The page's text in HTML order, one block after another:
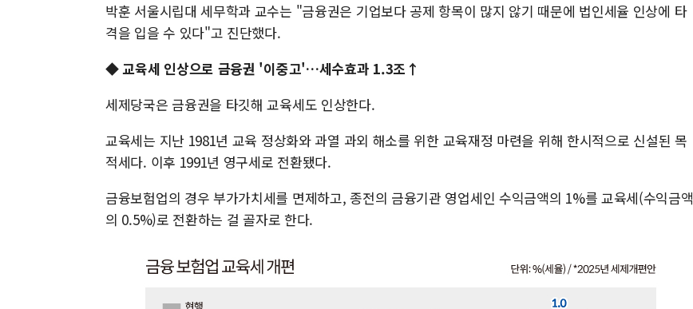
박훈 서울시립대 세무학과 교수는 "금융권은 기업보다 공제 항목이 많지 않기 때문에 법인세율 인상에 타
격을 입을 수 있다"고 진단했다.
◆ 교육세 인상으로 금융권 '이중고'…세수효과 1.3조↑
세제당국은 금융권을 타깃해 교육세도 인상한다.
교육세는 지난 1981년 교육 정상화와 과열 과외 해소를 위한 교육재정 마련을 위해 한시적으로 신설된 목
적세다. 이후 1991년 영구세로 전환됐다.
금융보험업의 경우 부가가치세를 면제하고, 종전의 금융기관 영업세인 수익금액의 1%를 교육세(수익금액
의 0.5%)로 전환하는 걸 골자로 한다.